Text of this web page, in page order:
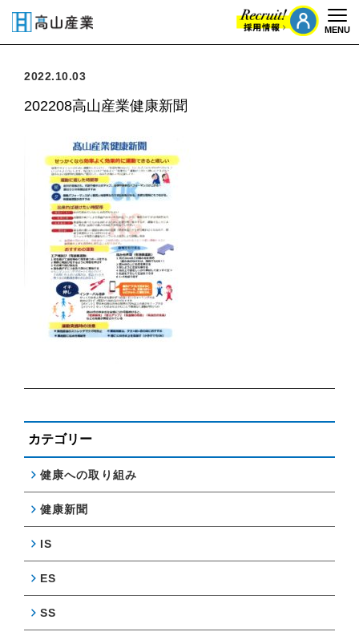
MENU
2022.10.03
202208高山産業健康新聞
カテゴリー
健康への取り組み
健康新聞
IS
ES
SS